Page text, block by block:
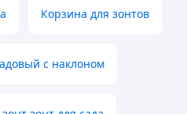
Корзина для зонтов
с наклоном